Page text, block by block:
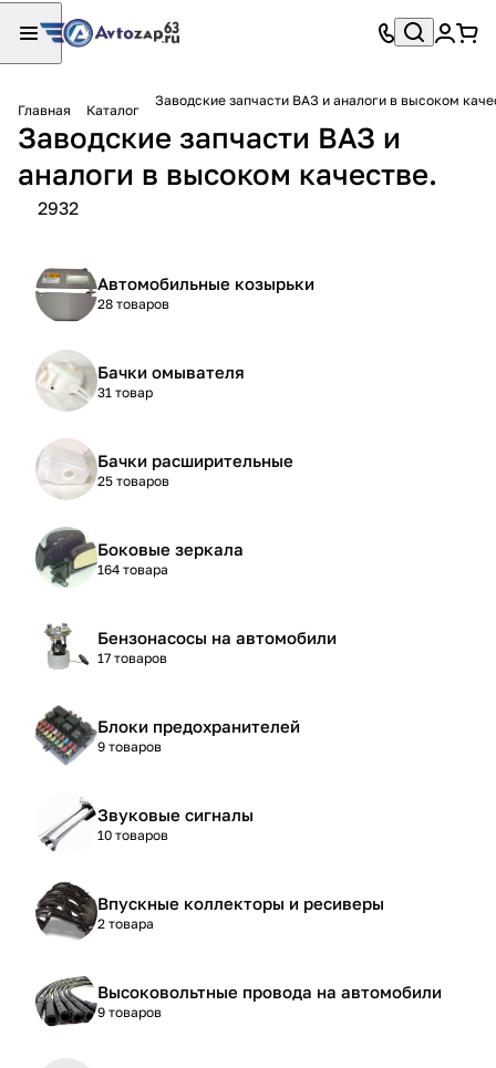
Главная Каталог
Заводские запчасти ВАЗ и аналоги в высоком
Заводские запчасти ВАЗ и
аналоги в высоком качестве.
2932
Автомобильные козырьки
28 товаров
Бачки омывателя
31 товар
Бачки расширительные
25 товаров
Боковые зеркала
164 товара
Бензонасосы на автомобили
17 товаров
Блоки предохранителей
9 товаров
Звуковые сигналы
10 товаров
Впускные коллекторы и ресиверы
2 товара
Высоковольтные провода на автомобили
9 товаров